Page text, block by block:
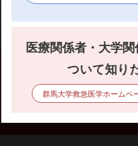
医療関係者・大学
ついて知り
群馬大学救急医学ホームペ